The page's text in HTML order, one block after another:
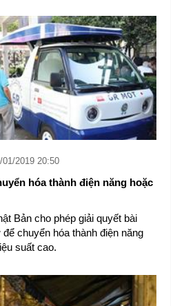
01/2019 20:50
hóa thành điện năng hoặc
Bản cho phép giải quyết bài
chuyển hóa thành điện năng
suất cao.